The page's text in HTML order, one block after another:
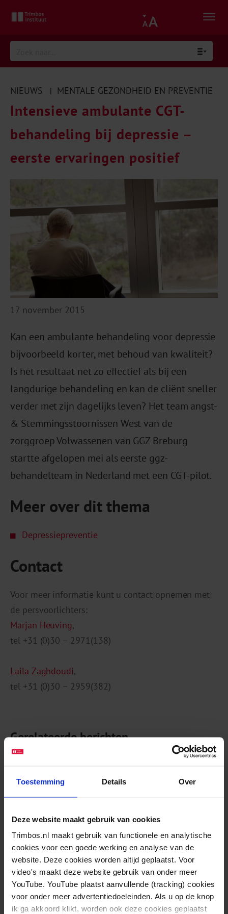
Toestemming Details Over
Deze website maakt gebruik van cookies
Trimbos.nl maakt gebruik van functionele en analytische
cookies voor een goede werking en analyse van de
website. Deze cookies worden altijd geplaatst. Voor
video's maakt deze website gebruik van onder meer
YouTube. YouTube plaatst aanvullende (tracking) cookies
voor onder meer advertentiedoeleinden. Als u op de knop
ik ga akkoord klikt, worden ook deze cookies geplaatst
NIEUWS | MENTALE GEZONDHEID EN PREVENTIE
Intensieve ambulante CGT-
behandeling bij depressie –
eerste ervaringen positief
17 november 2015
Kan een ambulante behandeling voor depressie
bijvoorbeeld korter, met behoud van kwaliteit?
Is het resultaat net zo effectief als bij een
langdurige behandeling en kan de cliënt sneller
verder met zijn dagelijks leven? Het team angst-
& Stemmingsstoornissen West van de
zorggroep Volwassenen van GGZ Breburg
startte afgelopen mei als eerste ggz-
behandelteam in Nederland met een CGT-pilot.
Meer over dit thema
Depressie­preventie
Contact
Voor meer informatie kunt u contact opnemen met
de persvoorlichters:
Marjan Heuving,
tel +31 (0)30 – 2971(138)
Laila Zaghdoudi,
tel +31 (0)30 – 2959(382)
Gerelateerde berichten
aandoeningen gebruikt e-health toepassingen